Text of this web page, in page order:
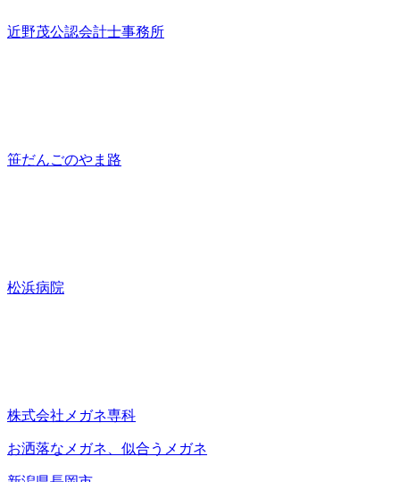
近野茂公認会計士事務所
笹だんごのやま路
松浜病院
株式会社メガネ専科
お洒落なメガネ、似合うメガネ